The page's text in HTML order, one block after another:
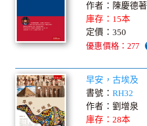
作者：陳慶德著
庫存：15本
定價：350
優惠價格：277
早安，古埃及
書號： RH32
作者：劉增泉
庫存：28本